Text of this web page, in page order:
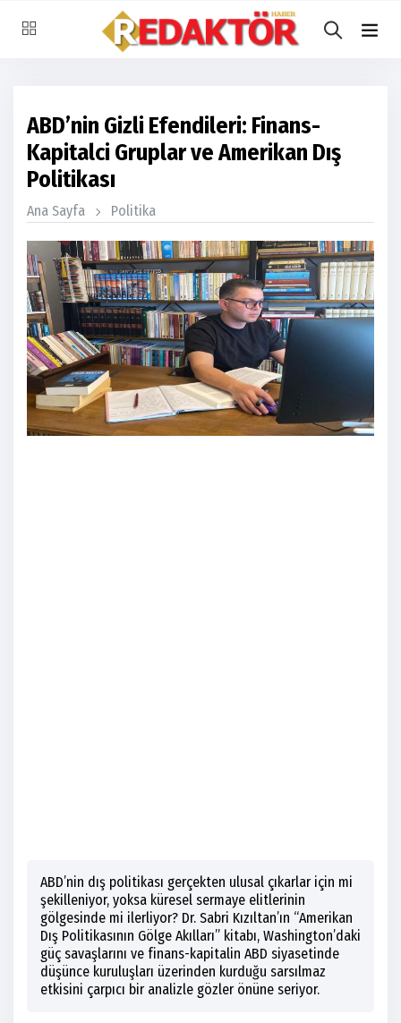
ABD’nin Gizli Efendileri: Finans-
Kapitalci Gruplar ve Amerikan Dış
Politikası
Ana Sayfa Politika
ABD’nin dış politikası gerçekten ulusal çıkarlar için mi
şekilleniyor, yoksa küresel sermaye elitlerinin
gölgesinde mi ilerliyor? Dr. Sabri Kızıltan’ın “Amerikan
Dış Politikasının Gölge Akılları” kitabı, Washington’daki
güç savaşlarını ve finans-kapitalin ABD siyasetinde
düşünce kuruluşları üzerinden kurduğu sarsılmaz
etkisini çarpıcı bir analizle gözler önüne seriyor.